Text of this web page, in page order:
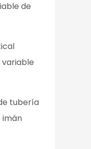
de
tubería
imán